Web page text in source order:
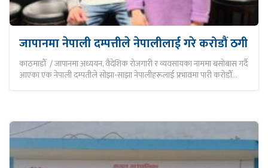
जापानमा नेपाली दम्पत्तीले नेपालीलाई गरे करोडौं ठगी
काठमाडौँ / जापानमा अध्ययन, वैदेशिक रोजगारी र व्यवसायका नाममा बसोबास गर्दै
आएका एक नेपाली दम्पतीले सोझा-साझा नेपालीहरूलाई प्रभावमा पारी करोडौँ…